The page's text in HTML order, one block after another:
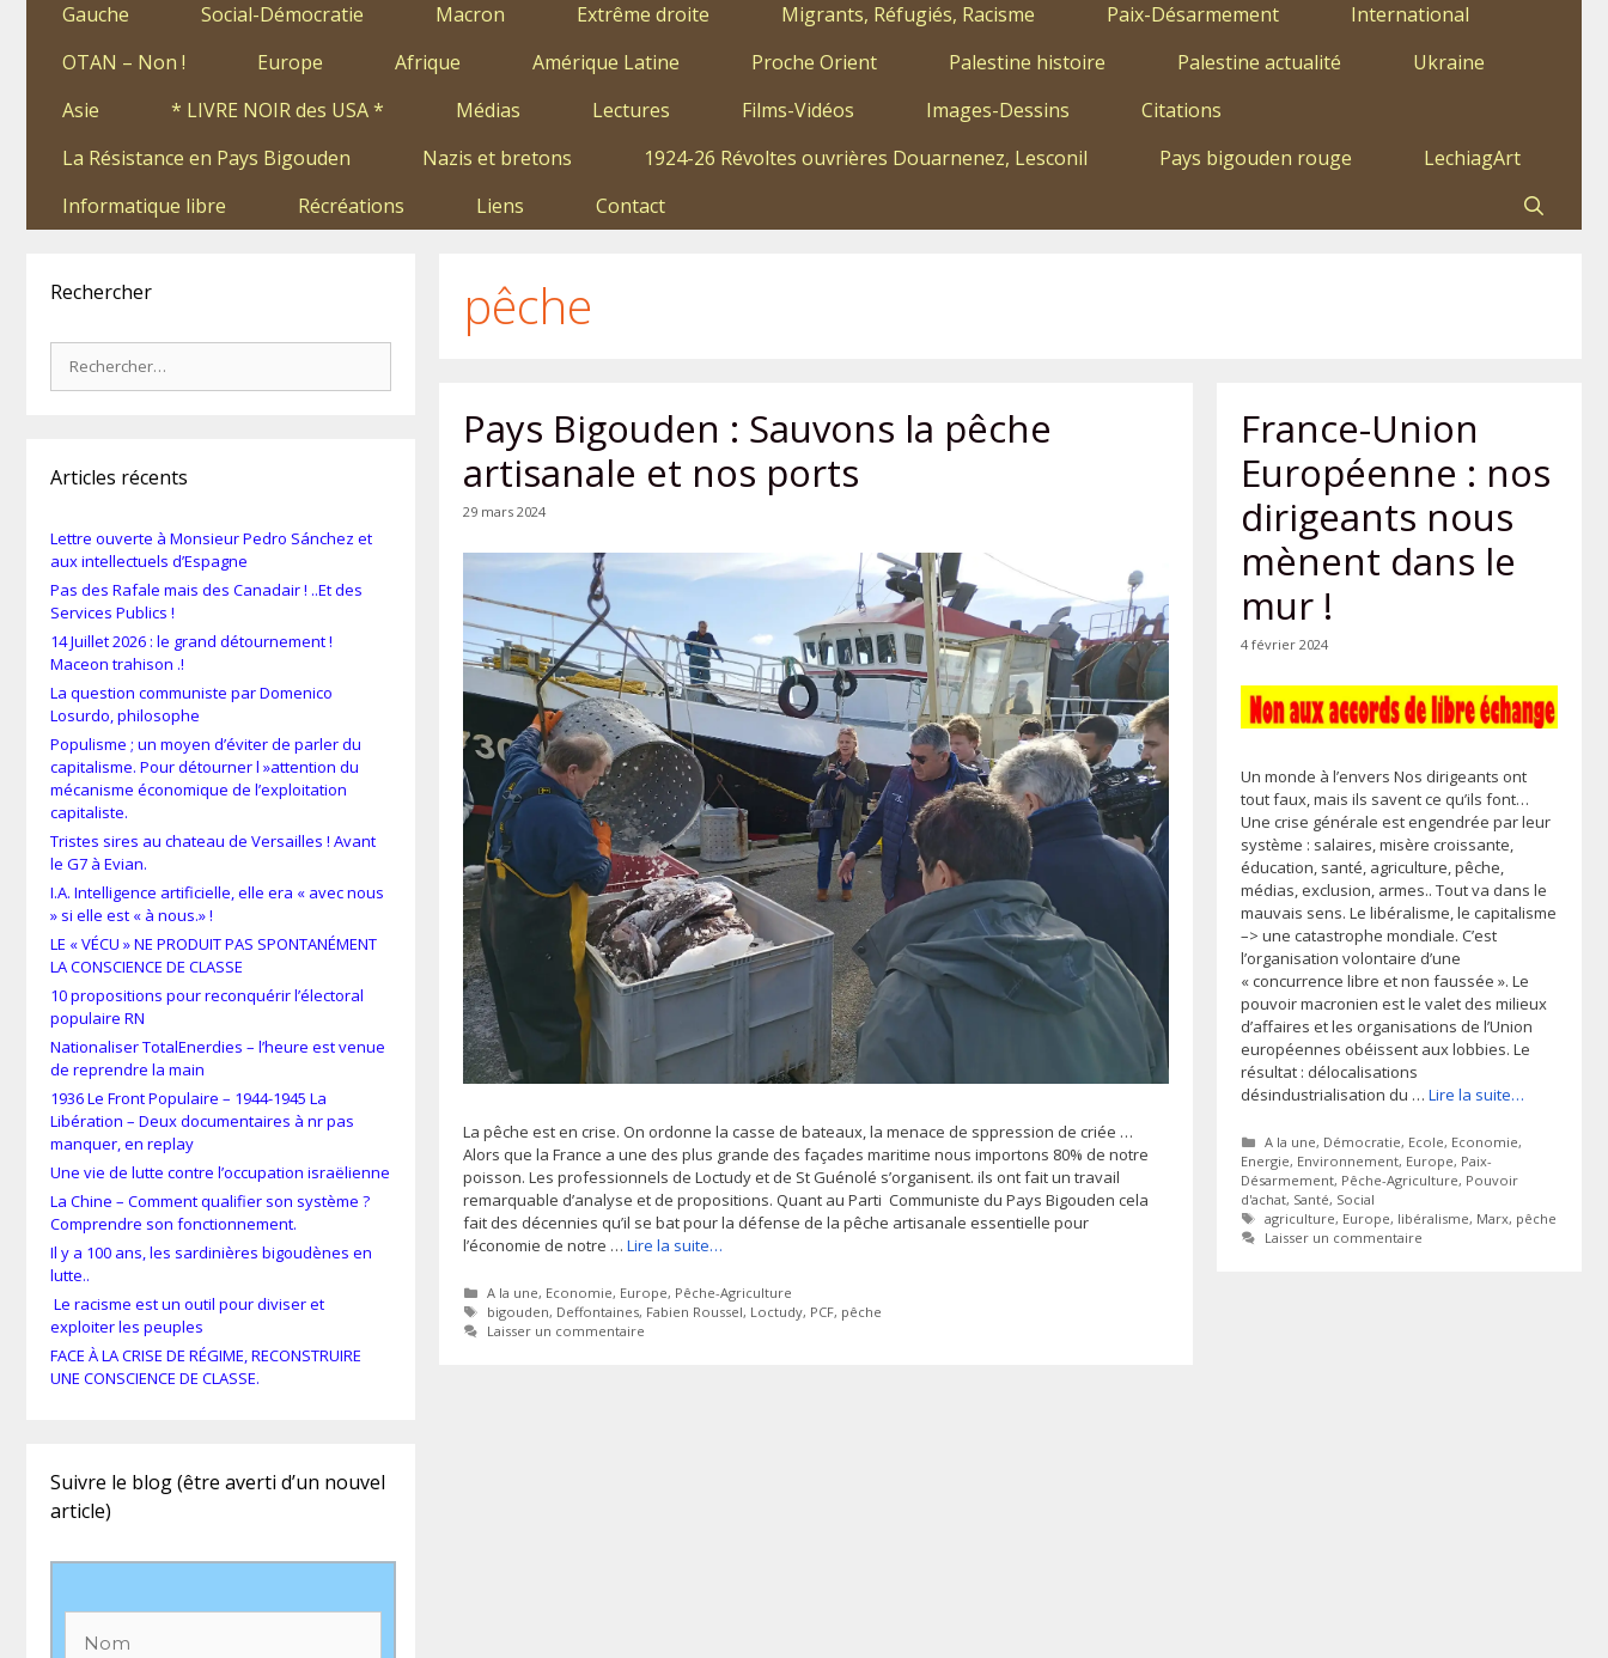
Gauche
Social-Démocratie Macron Extrême droite Migrants, Réfugiés, Racisme Paix-Désarmement
International
OTAN – Non !
Europe Afrique Amérique Latine Proche Orient Palestine histoire Palestine actualité
Ukraine
Asie
* LIVRE NOIR des USA * Médias Lectures Films-Vidéos Images-Dessins
Citations
La Résistance en Pays Bigouden
Nazis et bretons 1924-26 Révoltes ouvrières Douarnenez, Lesconil Pays bigouden rouge
LechiagArt
Informatique libre
Récréations Liens Contact
pêche
Pays Bigouden : Sauvons la pêche
artisanale et nos ports
29 mars 2024
La pêche est en crise. On ordonne la casse de bateaux, la menace de sppression de criée …
Alors que la France a une des plus grande des façades maritime nous importons 80% de notre
poisson. Les professionnels de Loctudy et de St Guénolé s’organisent. ils ont fait un travail
remarquable d’analyse et de propositions. Quant au Parti Communiste du Pays Bigouden cela
fait des décennies qu’il se bat pour la défense de la pêche artisanale essentielle pour
l’économie de notre … Lire la suite…
Catégories
A la une, Economie, Europe, Pêche-Agriculture
Étiquettes
bigouden, Deffontaines, Fabien Roussel, Loctudy, PCF, pêche
Laisser un commentaire
France-Union
Européenne : nos
dirigeants nous
mènent dans le
mur !
4 février 2024
Un monde à l’envers Nos dirigeants ont
tout faux, mais ils savent ce qu’ils font…
Une crise générale est engendrée par leur
système : salaires, misère croissante,
éducation, santé, agriculture, pêche,
médias, exclusion, armes.. Tout va dans le
mauvais sens. Le libéralisme, le capitalisme
–> une catastrophe mondiale. C’est
l’organisation volontaire d’une
« concurrence libre et non faussée ». Le
pouvoir macronien est le valet des milieux
d’affaires et les organisations de l’Union
européennes obéissent aux lobbies. Le
résultat : délocalisations
désindustrialisation du … Lire la suite…
Catégories
A la une, Démocratie, Ecole, Economie,
Energie, Environnement, Europe, Paix-
Désarmement, Pêche-Agriculture, Pouvoir
d'achat, Santé, Social
Étiquettes
agriculture, Europe, libéralisme, Marx, pêche
Laisser un commentaire
Rechercher
Articles récents
Lettre ouverte à Monsieur Pedro Sánchez et
aux intellectuels d’Espagne
Pas des Rafale mais des Canadair ! ..Et des
Services Publics !
14 Juillet 2026 : le grand détournement !
Maceon trahison .!
La question communiste par Domenico
Losurdo, philosophe
Populisme ; un moyen d’éviter de parler du
capitalisme. Pour détourner l »attention du
mécanisme économique de l’exploitation
capitaliste.
Tristes sires au chateau de Versailles ! Avant
le G7 à Evian.
I.A. Intelligence artificielle, elle era « avec nous
» si elle est « à nous.» !
LE « VÉCU » NE PRODUIT PAS SPONTANÉMENT
LA CONSCIENCE DE CLASSE
10 propositions pour reconquérir l’électoral
populaire RN
Nationaliser TotalEnerdies – l’heure est venue
de reprendre la main
1936 Le Front Populaire – 1944-1945 La
Libération – Deux documentaires à nr pas
manquer, en replay
Une vie de lutte contre l’occupation israëlienne
La Chine – Comment qualifier son système ?
Comprendre son fonctionnement.
Il y a 100 ans, les sardinières bigoudènes en
lutte..
Le racisme est un outil pour diviser et
exploiter les peuples
FACE À LA CRISE DE RÉGIME, RECONSTRUIRE
UNE CONSCIENCE DE CLASSE.
Suivre le blog (être averti d’un nouvel
article)